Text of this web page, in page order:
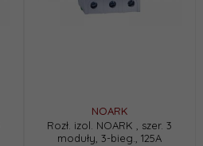
NOARK
Rozł. izol. NOARK , szer. 3
moduły, 3-bieg., 125A